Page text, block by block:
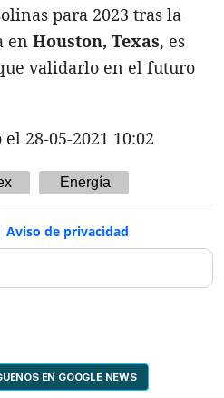
para 2023 tras la
en Houston, Texas, es
validarlo en el futuro
28-05-2021 10:02
Energía
Aviso de privacidad
EN GOOGLE NEWS